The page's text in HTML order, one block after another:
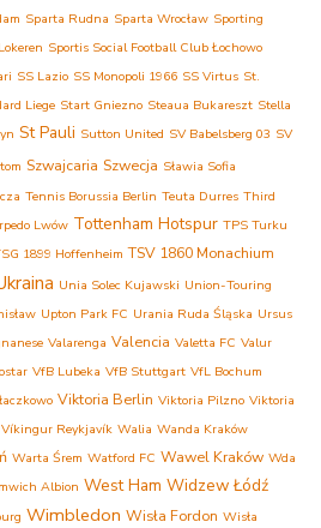
Sparta Rudna Sparta Wrocław Sporting
Sportis Social Football Club Łochowo
SS Lazio SS Monopoli 1966 SS Virtus St.
Liege Start Gniezno Steaua Bukareszt Stella
St Pauli Sutton United SV Babelsberg 03 SV
Szwajcaria Szwecja Sławia Sofia
Tennis Borussia Berlin Teuta Durres Third
Lwów Tottenham Hotspur TPS Turku
1899 Hoffenheim TSV 1860 Monachium
Unia Solec Kujawski Union-Touring
Upton Park FC Urania Ruda Śląska Ursus
Valarenga Valencia Valetta FC Valur
VfB Lubeka VfB Stuttgart VfL Bochum
Viktoria Berlin Viktoria Pilzno Viktoria
Víkingur Reykjavík Walia Wanda Kraków
Warta Śrem Watford FC Wawel Kraków Wda
Albion West Ham Widzew Łódź
Wimbledon Wisła Fordon Wisła